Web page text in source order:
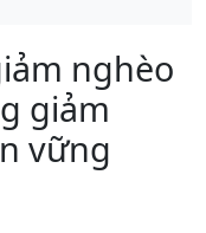
nghèo
giảm
vững